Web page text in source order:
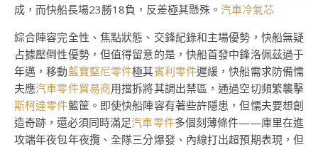
成，而快船長場23勝18負，反差極其懸殊。 汽車冷氣芯
綜合陣容完全性、焦點狀態、交鋒紀錄和主場優勢，快船無疑
占據壓倒性優勢，但值得留意的是，快船首發中鋒洛佩茲過于
年邁，移動藍寶堅尼零件極其賓利零件遲緩，快船需求防備懦
夫應汽車零件貿易商用擋拆將其調出禁區，通過空切頻繁襲擊
斯柯達零件籃筐。即使快船陣容有著些許隱患，但懦夫要想創
造奇跡，還必須同時滿足汽車零件多個刻薄條件——庫里在進
攻端年夜包年夜攬、全隊三分爆發、內線打出超預期表現，但